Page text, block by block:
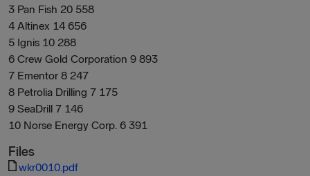
3 Pan Fish 20 558
4 Altinex 14 656
5 Ignis 10 288
6 Crew Gold Corporation 9 893
7 Ementor 8 247
8 Petrolia Drilling 7 175
9 SeaDrill 7 146
10 Norse Energy Corp. 6 391
Files
wkr0010.pdf